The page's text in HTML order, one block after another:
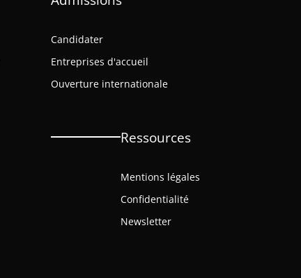
Candidater
Entreprises d'accueil
Ouverture internationale
Ressources
Mentions légales
Confidentialité
Newsletter